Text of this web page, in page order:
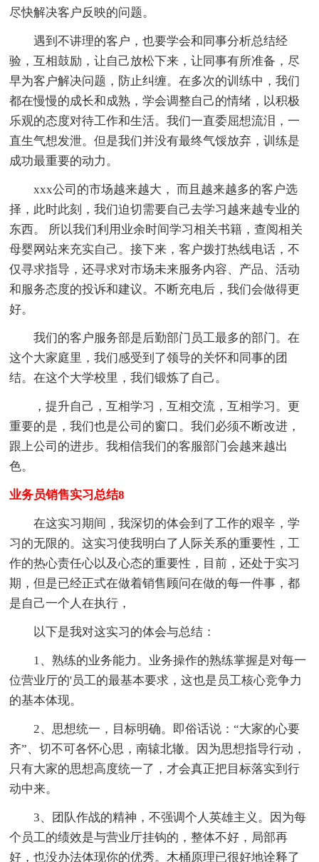
尽快解决客户反映的问题。
遇到不讲理的客户，也要学会和同事分析总结经
验，互相鼓励，让自己放松下来，让同事有所准备，尽
早为客户解决问题，防止纠缠。在多次的训练中，我们
都在慢慢的成长和成熟，学会调整自己的情绪，以积极
乐观的态度对待工作和生活。我们一直委屈想流泪，一
直生气想发泄。但是我们并没有最终气馁放弃，训练是
成功最重要的动力。
xxx公司的市场越来越大， 而且越来越多的客户选
择，此时此刻，我们迫切需要自己去学习越来越专业的
东西。 所以我们利用业余时间学习相关书籍，查阅相关
母婴网站来充实自己。接下来，客户拨打热线电话，不
仅寻求指导，还寻求对市场未来服务内容、产品、活动
和服务态度的投诉和建议。不断充电后，我们会做得更
好。
我们的客户服务部是后勤部门员工最多的部门。在
这个大家庭里，我们感受到了领导的关怀和同事的团
结。在这个大学校里，我们锻炼了自己。
，提升自己，互相学习，互相交流，互相学习。更
重要的是，我们也是公司的窗口。我们必须不断改进，
跟上公司的进步。我相信我们的客服部门会越来越出
色。
业务员销售实习总结8
在这实习期间，我深切的体会到了工作的艰辛，学
习的无限的。这实习使我明白了人际关系的重要性，工
作的热心责任心以及心态的重要性，目前，还处于实习
期，但是已经正式在做着销售顾问在做的每一件事，都
是自己一个人在执行，
以下是我对这实习的体会与总结：
1、熟练的业务能力。业务操作的熟练掌握是对每一
位营业厅的'员工的最基本要求，这也是员工核心竞争力
的基本体现。
2、思想统一，目标明确。即俗话说：“大家的心要
齐”、切不可各怀心思，南辕北辙。因为思想指导行动，
只有大家的思想高度统一了，才会真正把目标落实到行
动中来。
3、团队作战的精神，不强调个人英雄主义。因为每
个员工的绩效是与营业厅挂钩的，整体不好，局部再
好，也没办法体现你的优秀。木桶原理已很好地诠释了